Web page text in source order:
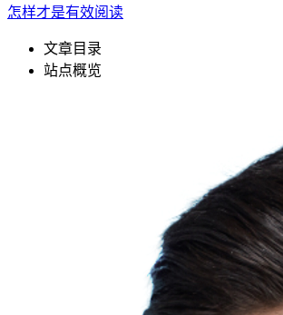
怎样才是有效阅读
文章目录
站点概览